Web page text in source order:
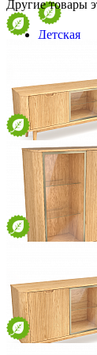
Детская
Детская
Детские
Детские
Детские
Комоды
Комоды
Кровати
Полки
Стеллажи
Столы
Тумбы для
Шведская
Другие товары
Тумба ТВ
от 102 239 ₽
167,8х66,2х42
В корзину
Буфет
от 146 318 ₽
117,5х136х42 см
В корзину